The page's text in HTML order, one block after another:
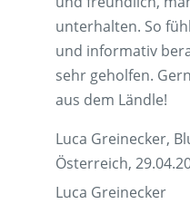
unterhalten. So
und informativ
sehr geholfen.
aus dem Ländle!
Luca Greinecker,
Österreich,
Luca Greinecker